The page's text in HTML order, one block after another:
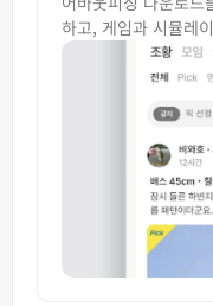
하고, 게임과 시뮬레